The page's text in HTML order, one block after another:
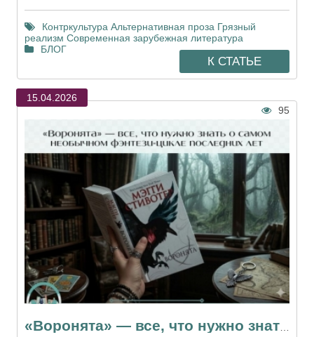
Контркультура Альтернативная проза Грязный
реализм Современная зарубежная литература
БЛОГ
К СТАТЬЕ
15.04.2026
95